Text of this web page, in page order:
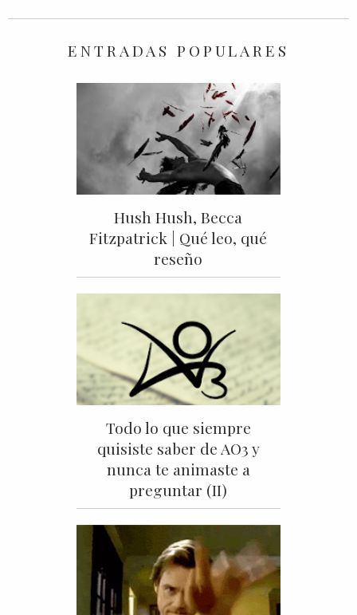
ENTRADAS POPULARES
Hush Hush, Becca
Fitzpatrick | Qué leo, qué
reseño
Todo lo que siempre
quisiste saber de AO3 y
nunca te animaste a
preguntar (II)